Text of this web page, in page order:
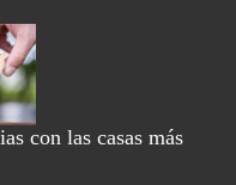
con las casas más